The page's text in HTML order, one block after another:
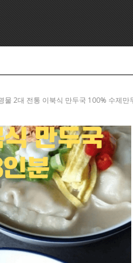
2대 전통 이북식 만두국 100% 수제만